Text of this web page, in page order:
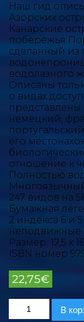
Наш гид
Азорских
Канарские
побережья
сделанный из
водолазного
Описаны
о видах
представлены
немецкий,
его
отношение к
Полностью
247 видов на
Бумажная
2 индекса 6 и
неподвижные
Размер: 12,5 х
ISBN номер
22,75€
Количество
товара
В